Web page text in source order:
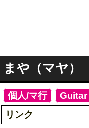
まや（マヤ）
個人/マ行] Guitar]
リンク